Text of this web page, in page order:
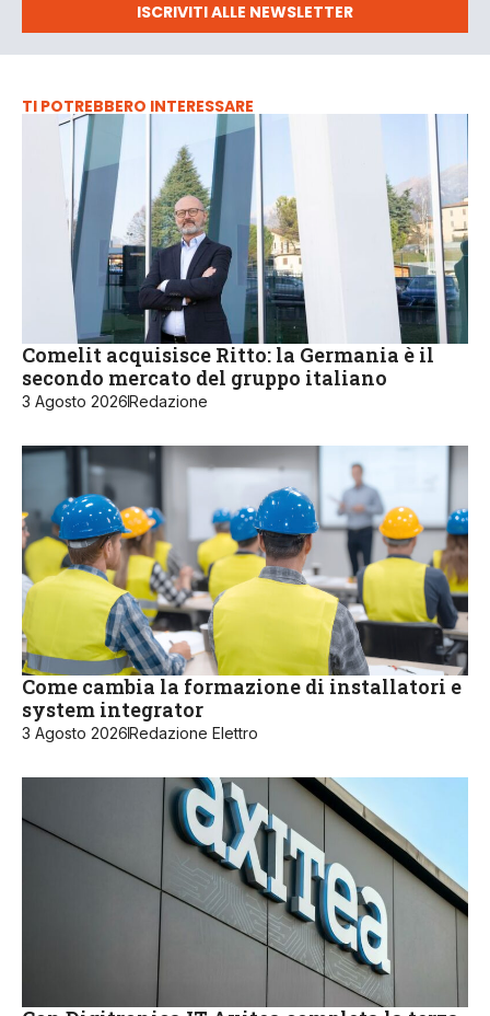
ISCRIVITI ALLE NEWSLETTER
TI POTREBBERO INTERESSARE
Comelit acquisisce Ritto: la Germania è il
secondo mercato del gruppo italiano
3 Agosto 2026Redazione
Come cambia la formazione di installatori e
system integrator
3 Agosto 2026Redazione Elettro